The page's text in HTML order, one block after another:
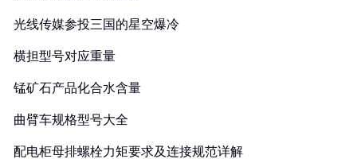
光线传媒参投三国的星空爆冷
横担型号对应重量
锰矿石产品化合水含量
曲臂车规格型号大全
配电柜母排螺栓力矩要求及连接规范详解